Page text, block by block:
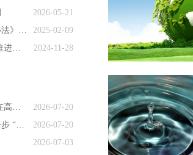
2026-05-21
2025-02-09
《抽水蓄能电站开发建设管理暂行办法》印发
2024-11-28
深入学习贯彻落实能源法 坚定不移推进能源行业高质量发展
2026-07-20
内蒙古风电场叶片维修工孙宇—— 在高空为风机做“微创手术”
2026-07-20
我国空间太阳能电站建设迈出关键一步 “逐日”蹄疾，电从太空来
2026-07-03